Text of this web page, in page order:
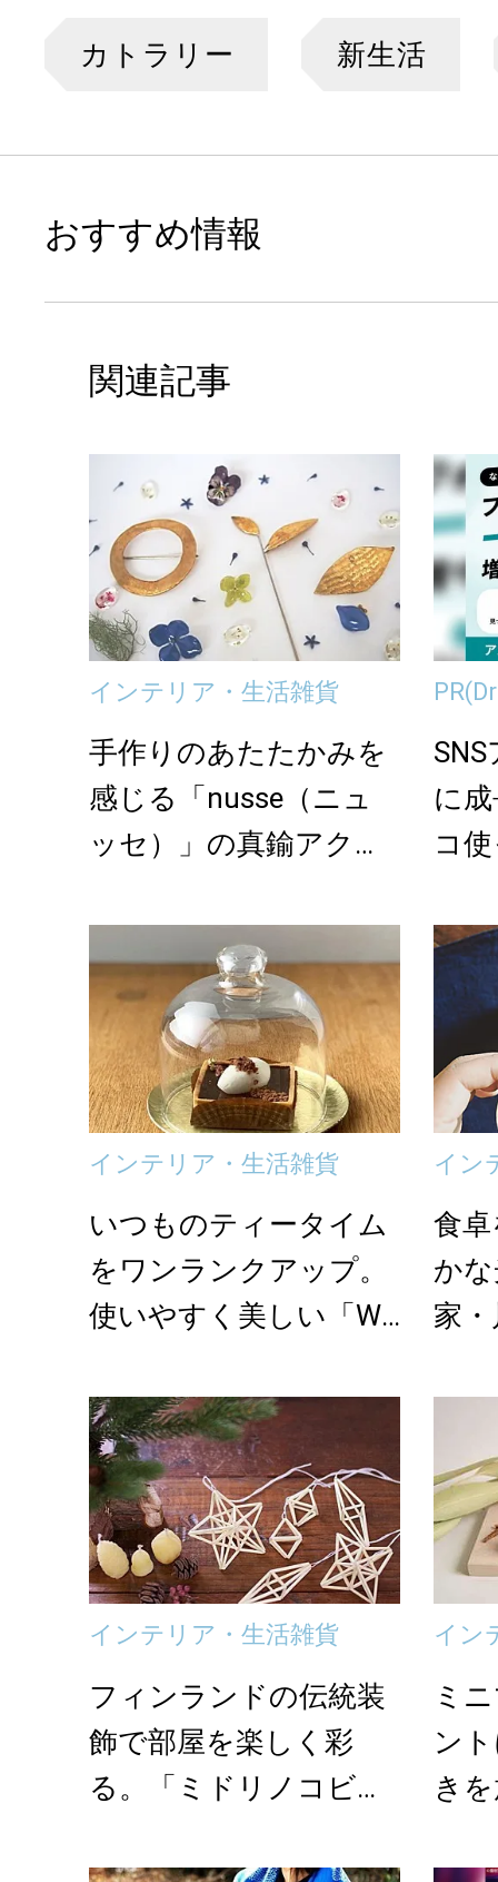
カトラリー 新生活
おすすめ情報
関連記事
インテリア・生活雑貨
手作りのあたたかみを
感じる「nusse（ニュ
ッセ）」の真鍮アクセ
PR
に
コ
インテリア・生活雑貨
いつものティータイム
をワンランクアップ。
使いやすく美しい「WA
イン
食
か
家
インテリア・生活雑貨
フィンランドの伝統装
飾で部屋を楽しく彩
る。「ミドリノコビ
イン
ミ
ン
き